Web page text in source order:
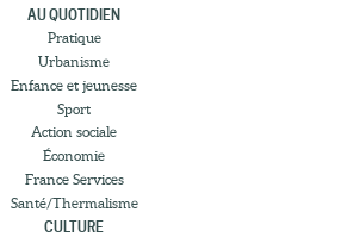
AU QUOTIDIEN
Pratique
Urbanisme
Enfance et jeunesse
Sport
Action sociale
Économie
France Services
Santé/Thermalisme
CULTURE